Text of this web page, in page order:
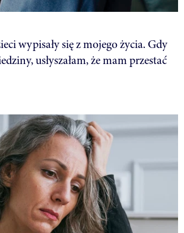
wypisały się z mojego życia. Gdy
usłyszałam, że mam przestać